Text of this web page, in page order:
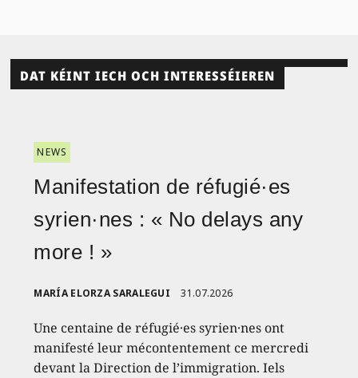
DAT KÉINT IECH OCH INTERESSÉIEREN
NEWS
Manifestation de réfugié·es
syrien·nes : « No delays any
more ! »
MARÍA ELORZA SARALEGUI 31.07.2026
Une centaine de réfugié·es syrien·nes ont
manifesté leur mécontentement ce mercredi
devant la Direction de l’immigration. Iels